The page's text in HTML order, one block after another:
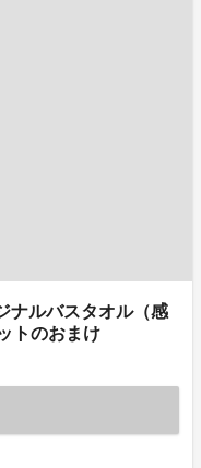
ナルバスタオル（感
トのおまけ